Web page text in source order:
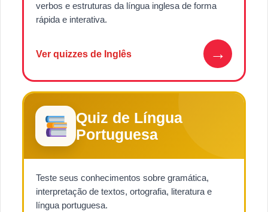
verbos e estruturas da língua inglesa de forma
rápida e interativa.
Ver quizzes de Inglês →
Quiz de Língua
Portuguesa
Teste seus conhecimentos sobre gramática,
interpretação de textos, ortografia, literatura e
língua portuguesa.